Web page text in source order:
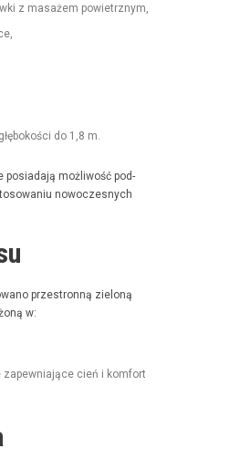
z masażem powietrznym,
do 1,8 m.
posi­ada­ją możli­wość pod­
nowoczes­nych
prze­stron­ną zieloną
w:
zapew­ni­a­jące cień i kom­fort